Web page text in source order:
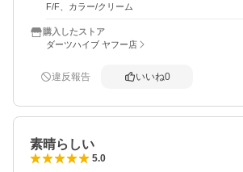
F/F、カラー/クリーム
購入したストア
ダーツハイブ ヤフー店
違反報告 いいね0
素晴らしい
5.0